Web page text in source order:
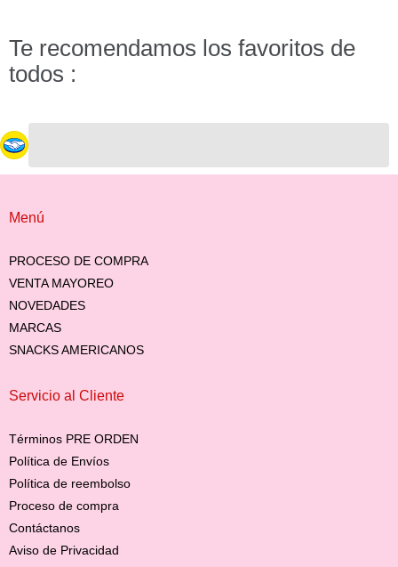
Te recomendamos los favoritos de
todos :
Menú
PROCESO DE COMPRA
VENTA MAYOREO
NOVEDADES
MARCAS
SNACKS AMERICANOS
Servicio al Cliente
Términos PRE ORDEN
Política de Envíos
Política de reembolso
Proceso de compra
Contáctanos
Aviso de Privacidad